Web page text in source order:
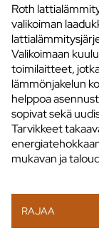
Roth
valikoiman
Valikoimaan
toimilaitteet,
lämmönjakelun
helppoa
sopivat sekä
Tarvikkeet
mukavan ja
RAJAA